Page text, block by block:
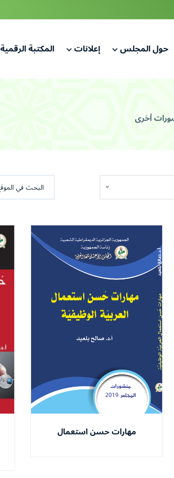
حول المجلس إعلانات المكتبة الرقمية
أخرى
مهارات حسن استعمال